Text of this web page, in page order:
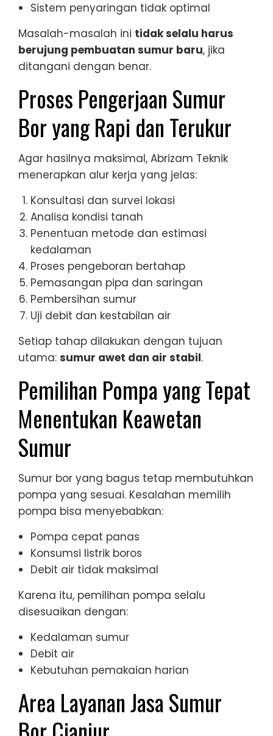
Sistem penyaringan tidak optimal
Masalah-masalah ini tidak selalu harus
berujung pembuatan sumur baru, jika
ditangani dengan benar.
Proses Pengerjaan Sumur
Bor yang Rapi dan Terukur
Agar hasilnya maksimal, Abrizam Teknik
menerapkan alur kerja yang jelas:
Konsultasi dan survei lokasi
Analisa kondisi tanah
Penentuan metode dan estimasi
kedalaman
Proses pengeboran bertahap
Pemasangan pipa dan saringan
Pembersihan sumur
Uji debit dan kestabilan air
Setiap tahap dilakukan dengan tujuan
utama: sumur awet dan air stabil.
Pemilihan Pompa yang Tepat
Menentukan Keawetan
Sumur
Sumur bor yang bagus tetap membutuhkan
pompa yang sesuai. Kesalahan memilih
pompa bisa menyebabkan:
Pompa cepat panas
Konsumsi listrik boros
Debit air tidak maksimal
Karena itu, pemilihan pompa selalu
disesuaikan dengan:
Kedalaman sumur
Debit air
Kebutuhan pemakaian harian
Area Layanan Jasa Sumur